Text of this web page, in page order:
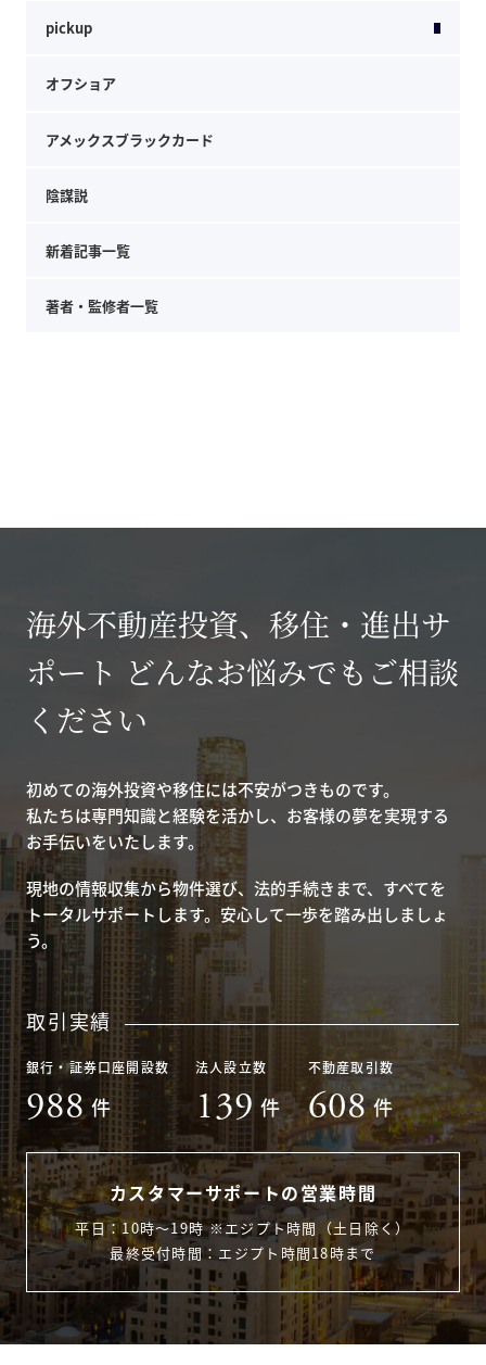
pickup
オフショア
アメックスブラックカード
陰謀説
新着記事一覧
著者・監修者一覧
海外不動産投資、移住・進出サ
ポート どんなお悩みでもご相談
ください
初めての海外投資や移住には不安がつきものです。
私たちは専門知識と経験を活かし、お客様の夢を実現する
お手伝いをいたします。
現地の情報収集から物件選び、法的手続きまで、すべてを
トータルサポートします。安心して一歩を踏み出しましょ
う。
取引実績
銀行・証券口座開設数
988 件
法人設立数
139 件
不動産取引数
608 件
カスタマーサポートの営業時間
平日：10時〜19時 ※エジプト時間（土日除く）
最終受付時間：エジプト時間18時まで